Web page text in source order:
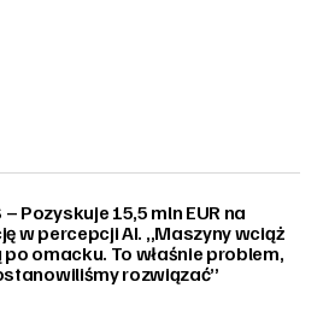
– Pozyskuje 15,5 mln EUR na
w percepcji AI. „Maszyny wciąż
po omacku. To właśnie problem,
rozwiązać”